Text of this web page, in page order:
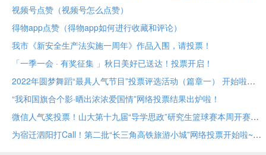
视频号点赞（视频号怎么点赞）
得物app点赞（得物app如何进行收藏和评论）
我市《新安全生产法实施一周年》作品入围，请投票！
「一季一会 · 有奖征集 」秋日美好已送达！投票开启！
2022年圆梦舞蹈“最具人气节目”投票评选活动（篇章一） 开始啦
“我和国旗合个影·晒出浓浓爱国情”网络投票结果出炉啦！
微信人气奖投票！山大第十九届“导学思政”研究生篮球赛本周开赛！
为宿迁泗阳打Call！第二批“长三角高铁旅游小城”网络投票开始啦~